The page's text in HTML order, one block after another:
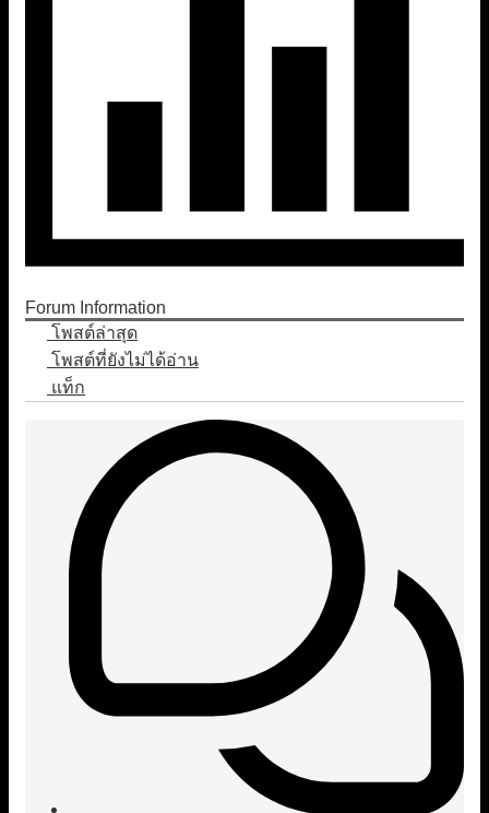
Forum Information
โพสต์ล่าสุด
โพสต์ที่ยังไม่ได้อ่าน
แท็ก